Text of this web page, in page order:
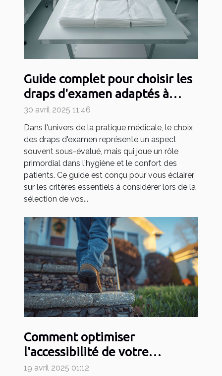
Guide complet pour choisir les
draps d'examen adaptés à
votre pratique médicale
30 avril 2025 11:46
Dans l'univers de la pratique médicale, le choix
des draps d'examen représente un aspect
souvent sous-évalué, mais qui joue un rôle
primordial dans l'hygiène et le confort des
patients. Ce guide est conçu pour vous éclairer
sur les critères essentiels à considérer lors de la
sélection de vos...
Comment optimiser
l'accessibilité de votre
domicile pour seniors
19 avril 2025 01:12